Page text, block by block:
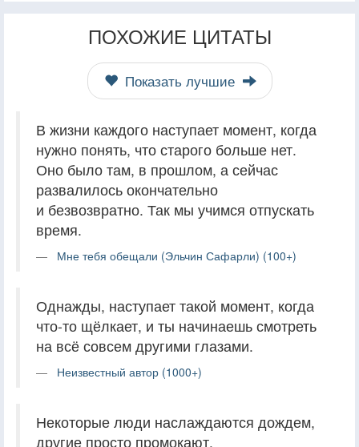
ПОХОЖИЕ ЦИТАТЫ
Показать лучшие
В жизни каждого наступает момент, когда
нужно понять, что старого больше нет.
Оно было там, в прошлом, а сейчас
развалилось окончательно
и безвозвратно. Так мы учимся отпускать
время.
Мне тебя обещали (Эльчин Сафарли) (100+)
Однажды, наступает такой момент, когда
что-то щёлкает, и ты начинаешь смотреть
на всё совсем другими глазами.
Неизвестный автор (1000+)
Некоторые люди наслаждаются дождем,
другие просто промокают.